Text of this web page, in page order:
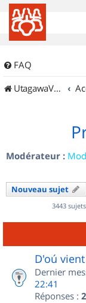
FAQ
UtagawaVTT (Randos VTT et VTTAE avec traces GPS)
Modérateur :
Nouveau sujet
3443 sujets
D'oú
Dernier
22:41
Réponses :